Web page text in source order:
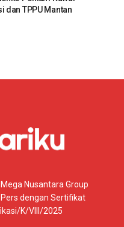
dan TPPU Mantan
Nusantara Group
dengan Sertifikat
K/VIII/2025